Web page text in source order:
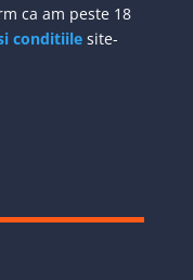
ca am peste 18
conditiilesite-